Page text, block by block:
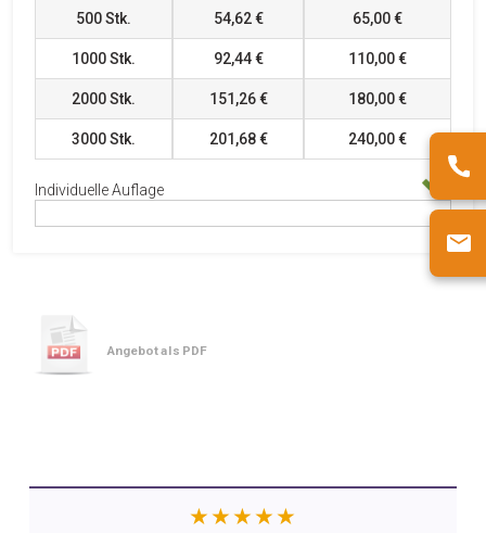
500Stk. 54,62 € 65,00 €
1000Stk. 92,44 € 110,00 €
2000Stk. 151,26 € 180,00 €
3000Stk. 201,68 € 240,00 €
Individuelle Auflage
Angebot als PDF
★★★★★